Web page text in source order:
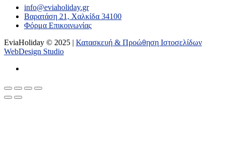
info@eviaholiday.gr
Βαρατάση 21, Χαλκίδα 34100
Φόρμα Επικοινωνίας
EviaHoliday © 2025 | Κατασκευή & Προώθηση Ιστοσελίδων
WebDesign Studio